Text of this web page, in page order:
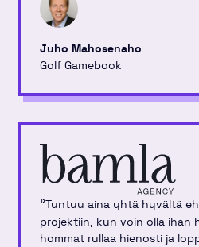
Juho Mahosenaho
Golf Gamebook
"Tuntuu aina yhtä hyvältä
projektiin, kun voin olla ihan
hommat rullaa hienosti ja